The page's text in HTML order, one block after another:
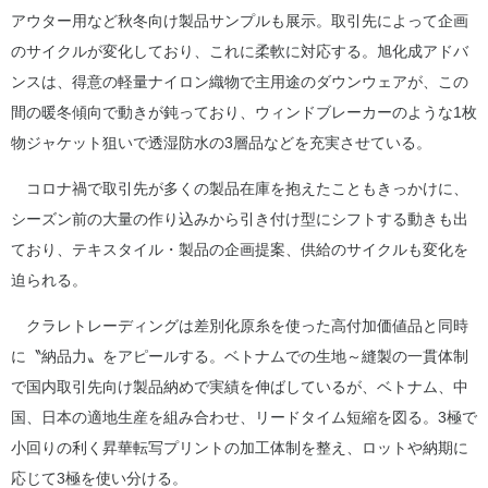
アウター用など秋冬向け製品サンプルも展示。取引先によって企画
のサイクルが変化しており、これに柔軟に対応する。旭化成アドバ
ンスは、得意の軽量ナイロン織物で主用途のダウンウェアが、この
間の暖冬傾向で動きが鈍っており、ウィンドブレーカーのような1枚
物ジャケット狙いで透湿防水の3層品などを充実させている。
コロナ禍で取引先が多くの製品在庫を抱えたこともきっかけに、
シーズン前の大量の作り込みから引き付け型にシフトする動きも出
ており、テキスタイル・製品の企画提案、供給のサイクルも変化を
迫られる。
クラレトレーディングは差別化原糸を使った高付加価値品と同時
に〝納品力〟をアピールする。ベトナムでの生地～縫製の一貫体制
で国内取引先向け製品納めで実績を伸ばしているが、ベトナム、中
国、日本の適地生産を組み合わせ、リードタイム短縮を図る。3極で
小回りの利く昇華転写プリントの加工体制を整え、ロットや納期に
応じて3極を使い分ける。